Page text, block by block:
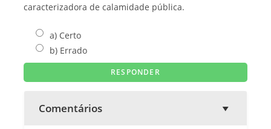
caracterizadora de calamidade pública.
a) Certo
b) Errado
Comentários